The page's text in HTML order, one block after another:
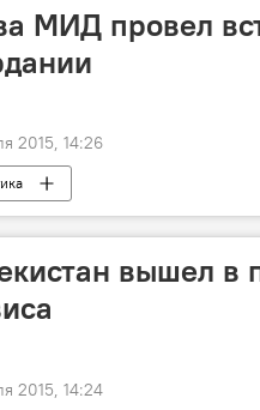
МИД провел
2015, 14:26
вышел в
2015, 14:24